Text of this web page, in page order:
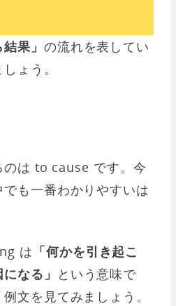
果」 の流れを表してい
ょう。
のは to cause です。今
も一番わかりやすいは
は 「何かを引き起こ
なる」 という意味で
文を見てみましょう。